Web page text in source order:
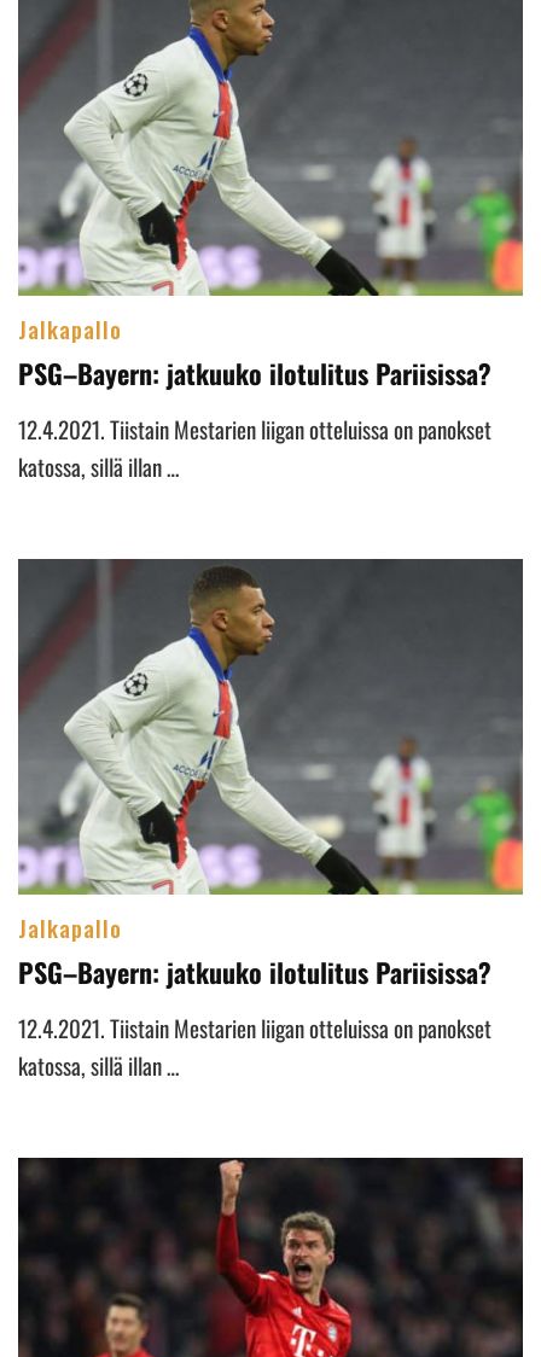
Jalkapallo
PSG–Bayern: jatkuuko ilotulitus Pariisissa?
12.4.2021. Tiistain Mestarien liigan otteluissa on panokset
katossa, sillä illan …
Jalkapallo
PSG–Bayern: jatkuuko ilotulitus Pariisissa?
12.4.2021. Tiistain Mestarien liigan otteluissa on panokset
katossa, sillä illan …